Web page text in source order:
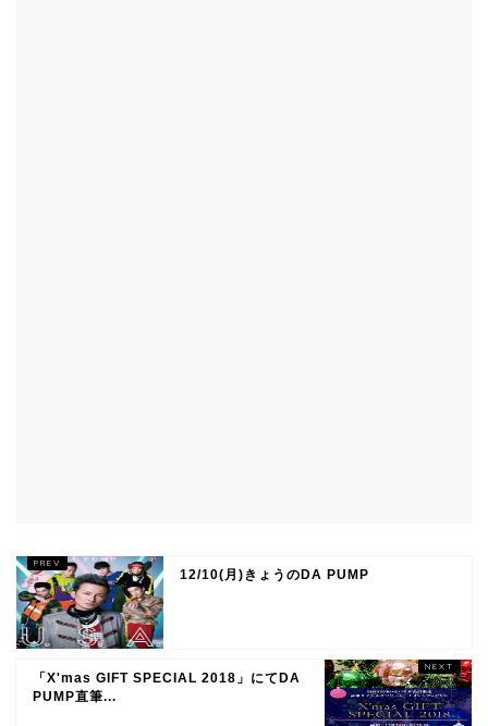
12/10(月)きょうのDA PUMP
「X'mas GIFT SPECIAL 2018」にてDA
PUMP直筆...